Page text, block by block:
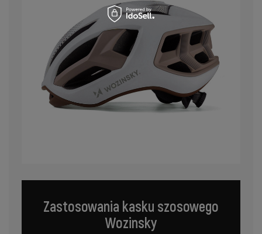
Zastosowania kasku szosowego
Wozinsky